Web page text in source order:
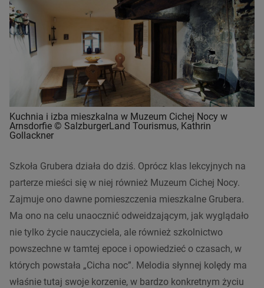
Kuchnia i izba mieszkalna w Muzeum Cichej Nocy w
Arnsdorfie © SalzburgerLand Tourismus, Kathrin
Gollackner
Szkoła Grubera działa do dziś. Oprócz klas lekcyjnych na
parterze mieści się w niej również Muzeum Cichej Nocy.
Zajmuje ono dawne pomieszczenia mieszkalne Grubera.
Ma ono na celu unaocznić odweidzającym, jak wyglądało
nie tylko życie nauczyciela, ale również szkolnictwo
powszechne w tamtej epoce i opowiedzieć o czasach, w
których powstała „Cicha noc”. Melodia słynnej kolędy ma
właśnie tutaj swoje korzenie, w bardzo konkretnym życiu